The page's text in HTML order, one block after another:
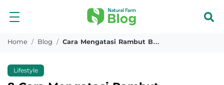
Home Blog Cara Mengatasi Rambut Bercabang
Lifestyle